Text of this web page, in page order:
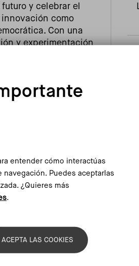
y celebrar el
como
Con una
y experimentación
recorrido por un
fundamental que
Palmarola, Eden
enmarcada en
de Augusto
que
popular, la
infantil.
proyectó visual y
cuyo principal
Un enfoque que
Fría: el
entender cómo interactúas
Puedes aceptarlas
¿Quieres más
.
ACEPTA LAS COOKIES